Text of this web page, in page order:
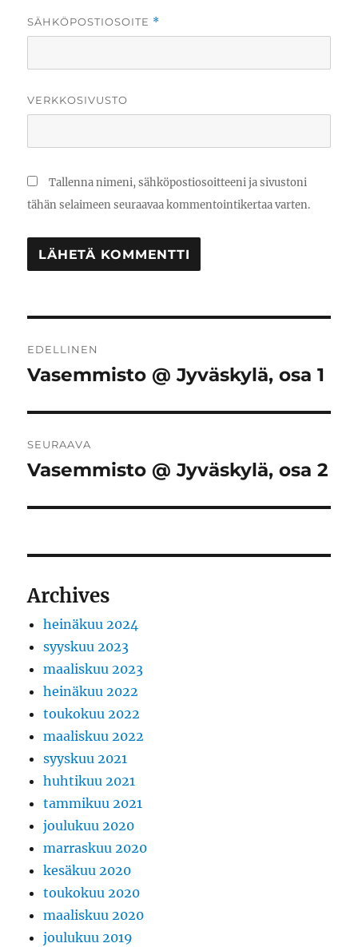
SÄHKÖPOSTIOSOITE *
VERKKOSIVUSTO
Tallenna nimeni, sähköpostiosoitteeni ja sivustoni
tähän selaimeen seuraavaa kommentointikertaa varten.
selaus
EDELLINEN
Edellinen
Vasemmisto @ Jyväskylä, osa 1
SEURAAVA
Seuraava
Vasemmisto @ Jyväskylä, osa 2
Archives
heinäkuu 2024
syyskuu 2023
maaliskuu 2023
heinäkuu 2022
toukokuu 2022
maaliskuu 2022
syyskuu 2021
huhtikuu 2021
tammikuu 2021
joulukuu 2020
marraskuu 2020
kesäkuu 2020
toukokuu 2020
maaliskuu 2020
joulukuu 2019